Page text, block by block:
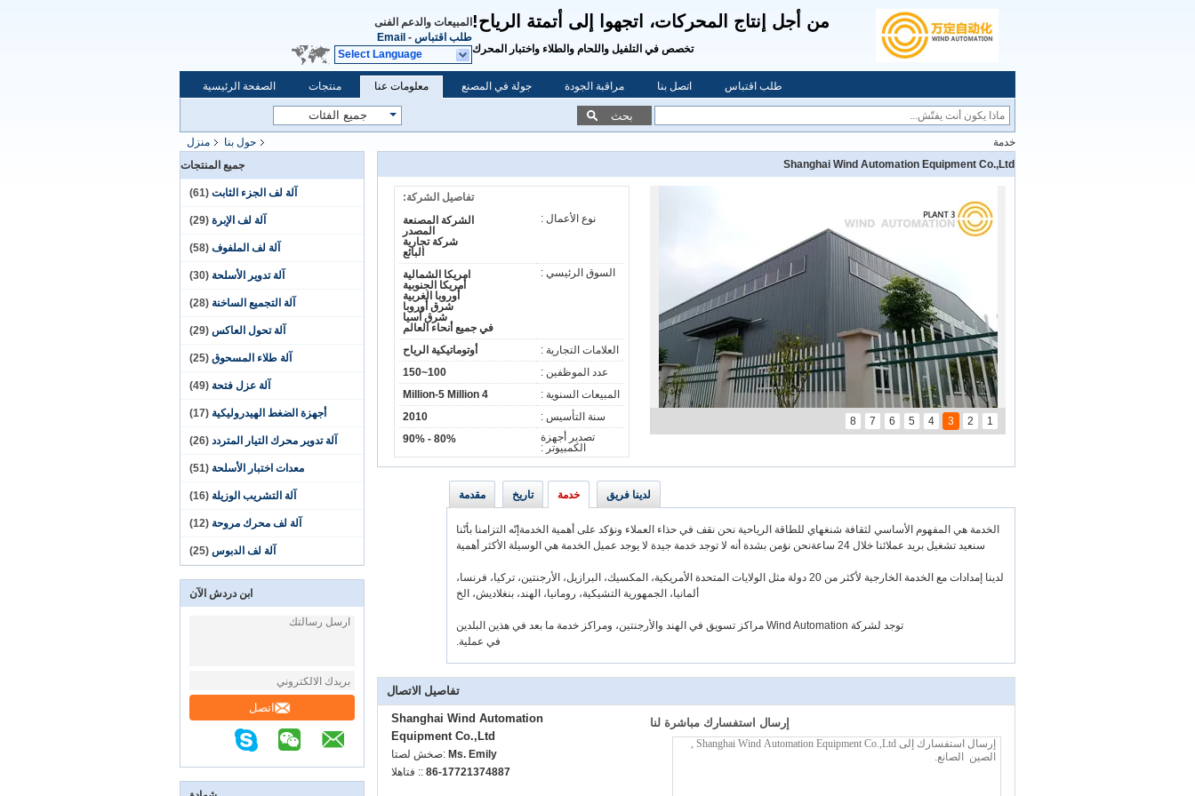
من أجل إنتاج المحركات، اتجهوا إلى أتمتة الرياح!
تخصص في التلفيل واللحام والطلاء واختبار المحرك
المبيعات والدعم الفنى
طلب اقتباس -
Email
Select Language
الصفحة الرئيسية منتجات معلومات عنا جولة في المصنع مراقبة الجودة اتصل بنا طلب اقتباس
بحث
منزل حول بنا
خدمة
جميع المنتجات
آلة لف الجزء الثابت (61)
آلة لف الإبرة (29)
آلة لف الملفوف (58)
آلة تدوير الأسلحة (30)
آلة التجميع الساخنة (28)
آلة تحول العاكس (29)
آلة طلاء المسحوق (25)
آلة عزل فتحة (49)
أجهزة الضغط الهيدروليكية (17)
آلة تدوير محرك التيار المتردد (26)
معدات اختبار الأسلحة (51)
آلة التشريب الوزيلة (16)
آلة لف محرك مروحة (12)
آلة لف الدبوس (25)
ابن دردش الآن
اتصل
Shanghai Wind Automation Equipment Co.,Ltd
1
2
3
4
5
6
7
8
تفاصيل الشركة:
نوع الأعمال :
الشركة المصنعة
المصدر
شركة تجارية
البائع
السوق الرئيسي :
امريكا الشمالية
أمريكا الجنوبية
أوروبا الغربية
شرق أوروبا
شرق آسيا
في جميع أنحاء العالم
العلامات التجارية :
أوتوماتيكية الرياح
عدد الموظفين :
100~150
المبيعات السنوية :
4 Million-5 Million
سنة التأسيس :
2010
تصدير أجهزة
الكمبيوتر :
80% - 90%
مقدمة تاريخ خدمة لدينا فريق
الخدمة هي المفهوم الأساسي لثقافة شنغهاي للطاقة الرياحية نحن نقف في حذاء العملاء ونؤكد على أهمية الخدمةإنّه التزامنا بأنّنا
سنعيد تشغيل بريد عملائنا خلال 24 ساعةنحن نؤمن بشدة أنه لا توجد خدمة جيدة لا يوجد عميل الخدمة هي الوسيلة الأكثر أهمية
لدينا إمدادات مع الخدمة الخارجية لأكثر من 20 دولة مثل الولايات المتحدة الأمريكية، المكسيك، البرازيل، الأرجنتين، تركيا، فرنسا،
ألمانيا، الجمهورية التشيكية، رومانيا، الهند، بنغلاديش، الخ
توجد لشركة Wind Automation مراكز تسويق في الهند والأرجنتين، ومراكز خدمة ما بعد في هذين البلدين
في عملية.
تفاصيل الاتصال
Shanghai Wind Automation
Equipment Co.,Ltd
اتصل شخص: Ms. Emily
الهاتف :: 86-17721374887
إرسال استفسارك مباشرة لنا